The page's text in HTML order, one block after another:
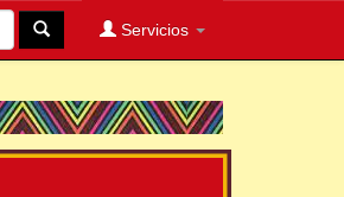
Servicios